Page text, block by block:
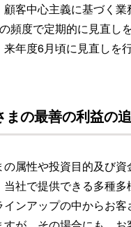
客中心主義に基づく業
頻度で定期的に見直し
来年度6月頃に見直しを
の最善の利益の
属性や投資目的及び
当社で提供できる多種
ンアップの中からお客